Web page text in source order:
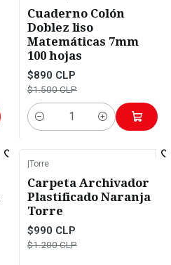
Cuaderno Colón
Doblez liso
Matemáticas 7mm
100 hojas
$890 CLP
$1.500 CLP
Cantidad
|Torre
Carpeta Archivador
Plastificado Naranja
Torre
$990 CLP
$1.200 CLP